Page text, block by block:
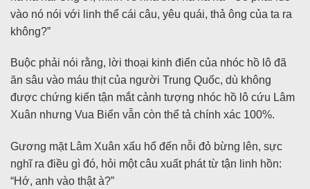
vào nó nói với linh thể cái câu, yêu quái, thả ông của ta ra
không?”
Buộc phải nói rằng, lời thoại kinh điển của nhóc hồ lô đã
ăn sâu vào máu thịt của người Trung Quốc, dù không
được chứng kiến tận mắt cảnh tượng nhóc hồ lô cứu Lâm
Xuân nhưng Vua Biển vẫn còn thể tả chính xác 100%.
Gương mặt Lâm Xuân xấu hổ đến nỗi đỏ bừng lên, sực
nghĩ ra điều gì đó, hỏi một câu xuất phát từ tận linh hồn:
“Hớ, anh vào thật à?”